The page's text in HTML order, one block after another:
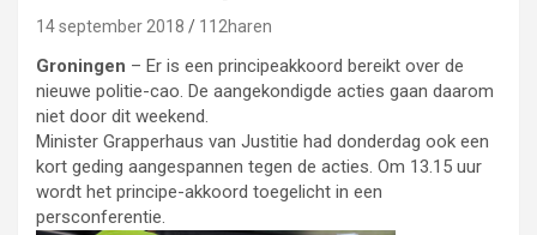
14 september 2018 112haren
Groningen – Er is een principeakkoord bereikt over de
nieuwe politie-cao. De aangekondigde acties gaan daarom
niet door dit weekend.
Minister Grapperhaus van Justitie had donderdag ook een
kort geding aangespannen tegen de acties. Om 13.15 uur
wordt het principe-akkoord toegelicht in een
persconferentie.